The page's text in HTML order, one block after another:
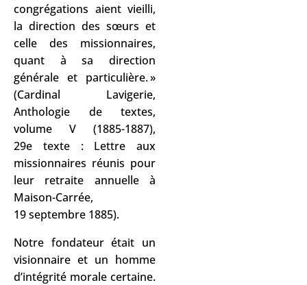
congrégations aient vieilli,
la direction des sœurs et
celle des missionnaires,
quant à sa direction
générale et particulière. »
(Cardinal Lavigerie,
Anthologie de textes,
volume V (1885-1887),
29e texte : Lettre aux
missionnaires réunis pour
leur retraite annuelle à
Maison-Carrée,
19 septembre 1885).
Notre fondateur était un
visionnaire et un homme
d’intégrité morale certaine.